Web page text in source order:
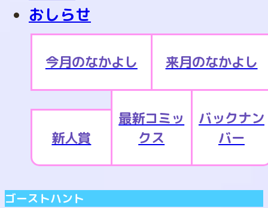
おしらせ
今月のなかよし 来月のなかよし
新人賞
最新コミッ
クス
バックナン
バー
ゴーストハント